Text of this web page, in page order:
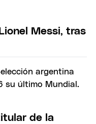
Messi, tras
de la